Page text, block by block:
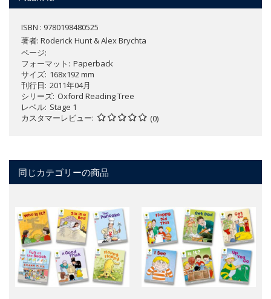
ISBN : 9780198480525
著者: Roderick Hunt & Alex Brychta
ページ
フォーマット
Paperback
サイズ 168x192 mm
刊行日 2011年04月
シリーズ Oxford Reading Tree
レベル Stage 1
カスタマーレビュー
(0)
同じカテゴリーの商品